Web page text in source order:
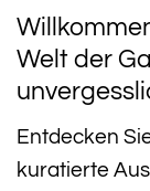
Welt der
Entdecken
kuratierte